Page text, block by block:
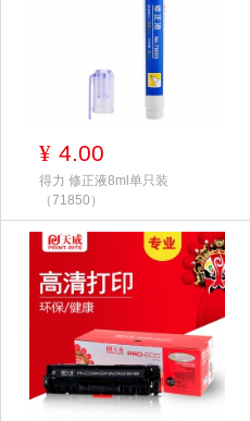
¥ 4.00
得力 修正液8ml单只装
（71850）